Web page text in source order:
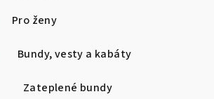
Pro ženy
Bundy, vesty a kabáty
Zateplené bundy